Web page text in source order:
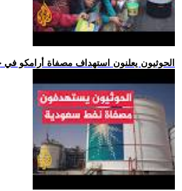
.. الحوثيون يعلنون استهداف مصفاة أرامكو